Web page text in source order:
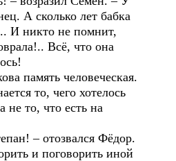
А сколько лет бабка
И никто не помнит,
Всё, что она
память человеческая.
то, чего хотелось
не то, что есть на
– отозвался Фёдор.
и поговорить иной